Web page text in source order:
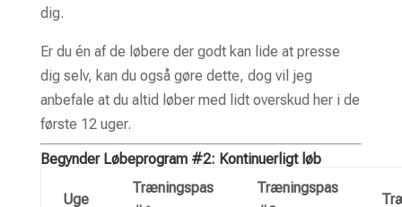
dig.
Er du én af de løbere der godt kan lide at presse
dig selv, kan du også gøre dette, dog vil jeg
anbefale at du altid løber med lidt overskud her i de
første 12 uger.
Begynder Løbeprogram #2: Kontinuerligt løb
Uge
Træningspas
Træningspas